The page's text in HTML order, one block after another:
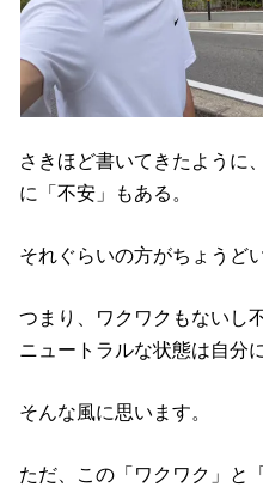
さきほど書いてきたように
に「不安」もある。
それぐらいの方がちょうど
つまり、ワクワクもないし
ニュートラルな状態は自分
そんな風に思います。
ただ、この「ワクワク」と